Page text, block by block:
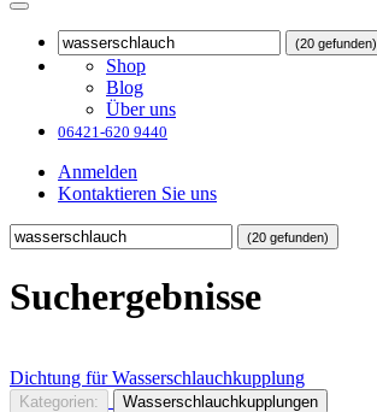
(20 gefunden)
Shop
Blog
Über uns
06421-620 9440
Anmelden
Kontaktieren Sie uns
(20 gefunden)
Suchergebnisse
Dichtung fürWasserschlauchkupplung
Kategorien:
Wasserschlauchkupplungen